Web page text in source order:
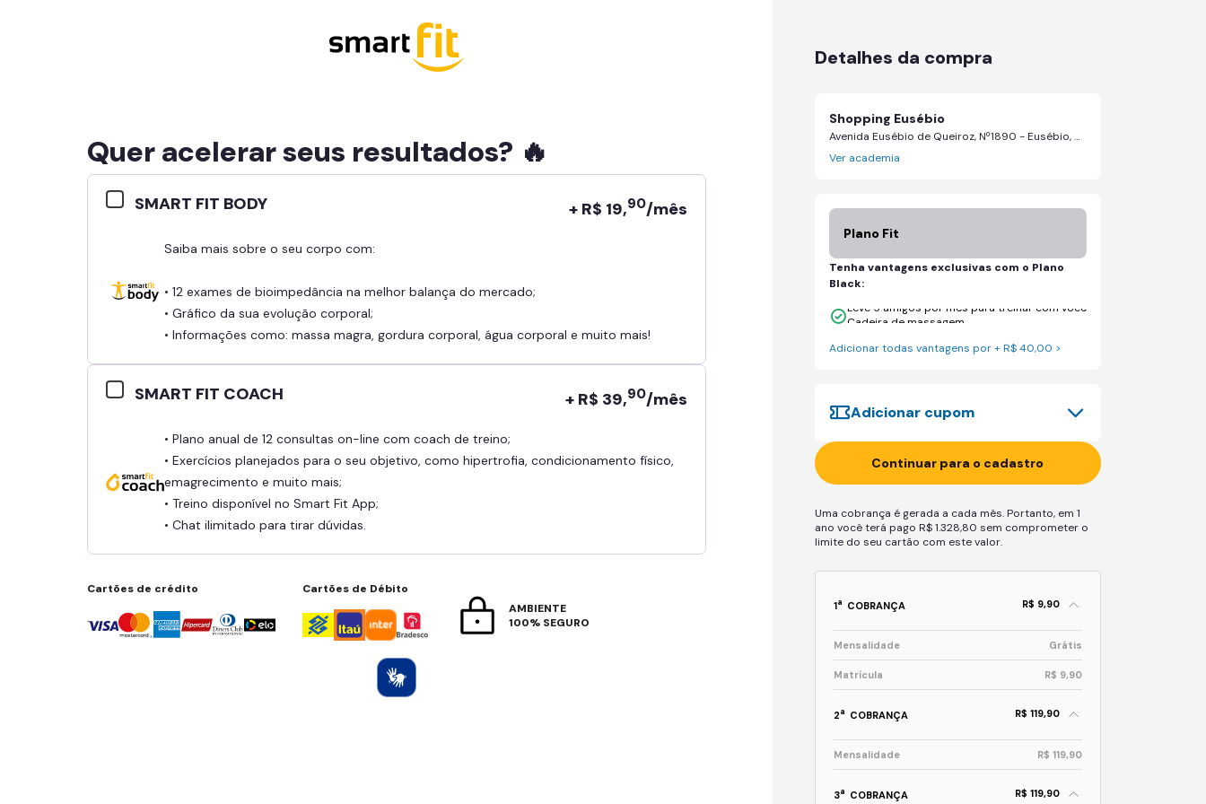
Quer acelerar seus resultados? 🔥
SMART FIT BODY + R$ 19,90/mês
Saiba mais sobre o seu corpo com:
• 12 exames de bioimpedância na melhor balança do mercado;
• Gráfico da sua evolução corporal;
• Informações como: massa magra, gordura corporal, água corporal e muito mais!
SMART FIT COACH + R$ 39,90/mês
• Plano anual de 12 consultas on-line com coach de treino;
• Exercícios planejados para o seu objetivo, como hipertrofia, condicionamento físico,
emagrecimento e muito mais;
• Treino disponível no Smart Fit App;
• Chat ilimitado para tirar dúvidas.
Cartões de crédito
Cartões de Débito
AMBIENTE
100% SEGURO
Detalhes da compra
Shopping Eusébio
Avenida Eusébio de Queiroz, Nº1890 - Eusébio, Ceará
Ver academia
Plano Fit
Tenha vantagens exclusivas com o Plano
Black:
Leve 5 amigos por mês para treinar com você
Cadeira de massagem
Adicionar todas vantagens por + R$ 40,00 >
Adicionar cupom
Continuar para o cadastro
Uma cobrança é gerada a cada mês. Portanto, em 1
ano você terá pago R$ 1.328,80 sem comprometer o
limite do seu cartão com este valor.
1a COBRANÇA R$ 9,90
Mensalidade Grátis
Matrícula R$ 9,90
2a COBRANÇA R$ 119,90
Mensalidade R$ 119,90
3a COBRANÇA R$ 119,90